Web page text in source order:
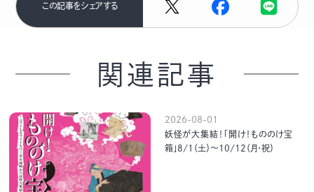
この記事をシェアする
関連記事
2026-08-01
妖怪が大集結！「開け！もののけ宝
箱」8/1（土）～10/12（月・祝）